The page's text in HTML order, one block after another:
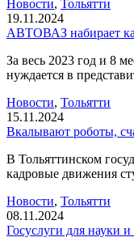
Новости, Тольятти
19.11.2024
АВТОВАЗ набирает
За весь 2023 год и 8
нуждается в
Новости, Тольятти
15.11.2024
Вкалывают роботы,
В Тольяттинском
кадровые движения
Новости, Тольятти
08.11.2024
Госуслуги для науки